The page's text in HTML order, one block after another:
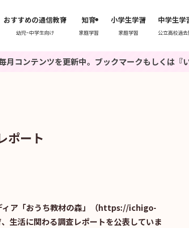
おすすめの通信教育
幼児~中学生向け
知育
家庭学習
小学生学習
家庭学習
中学生学
公立高校過
を更新中。ブックマークもしくは『いちごドリル
ポート
ィア「おうち教材の森」（https://ichigo-
活に関わる調査レポートを公表していま